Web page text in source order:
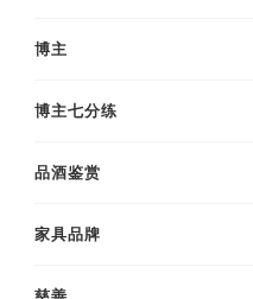
博主
博主七分练
品酒鉴赏
家具品牌